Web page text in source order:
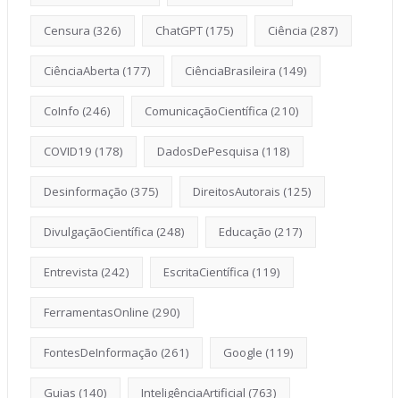
Censura (326) ChatGPT (175) Ciência (287)
CiênciaAberta (177) CiênciaBrasileira (149)
CoInfo (246) ComunicaçãoCientífica (210)
COVID19 (178) DadosDePesquisa (118)
Desinformação (375) DireitosAutorais (125)
DivulgaçãoCientífica (248) Educação (217)
Entrevista (242) EscritaCientífica (119)
FerramentasOnline (290)
FontesDeInformação (261) Google (119)
Guias (140) InteligênciaArtificial (763)